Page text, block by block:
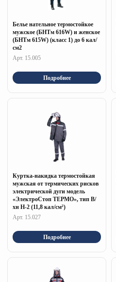
Белье нательное термостойкое
мужское (БНТм 616W) и женское
(БНТм 615W) (класс 1) до 6 кал/
см2
Арт. 15.005
Подробнее
Куртка-накидка термостойкая
мужская от термических рисков
электрической дуги модель
«ЭлектроСтоп ТЕРМО», тип В/
хн Н-2 (11,8 кал/см²)
Арт. 15.027
Подробнее